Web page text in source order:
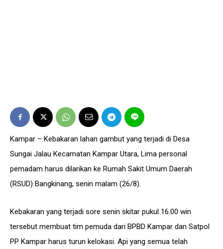
Kampar – Kebakaran lahan gambut yang terjadi di Desa
Sungai Jalau Kecamatan Kampar Utara, Lima personal
pemadam harus dilarikan ke Rumah Sakit Umum Daerah
(RSUD) Bangkinang, senin malam (26/8).
Kebakaran yang terjadi sore senin skitar pukul 16.00 win
tersebut membuat tim pemuda dari BPBD Kampar dan Satpol
PP Kampar harus turun kelokasi. Api yang semua telah